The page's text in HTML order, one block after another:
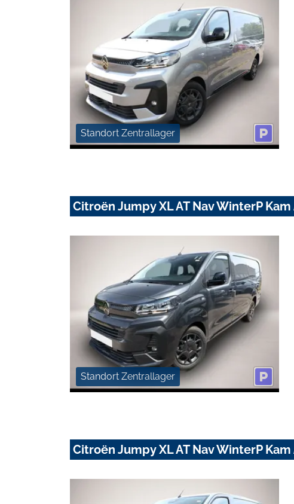
Standort Zentrallager
Citroën Jumpy XL AT Nav WinterP
Standort Zentrallager
Citroën Jumpy XL AT Nav WinterP